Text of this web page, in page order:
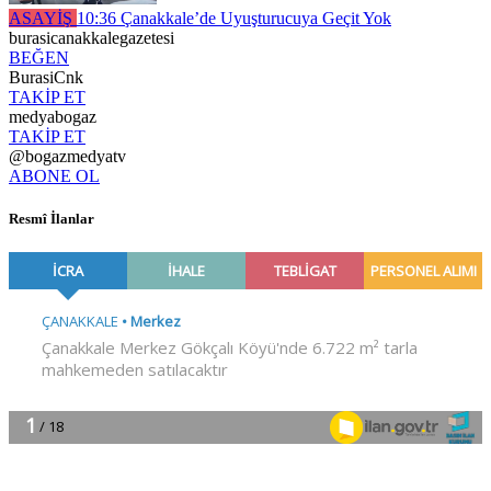
ASAYİŞ 10:36 Çanakkale’de Uyuşturucuya Geçit Yok
burasicanakkalegazetesi
BEĞEN
BurasiCnk
TAKİP ET
medyabogaz
TAKİP ET
@bogazmedyatv
ABONE OL
Resmî İlanlar